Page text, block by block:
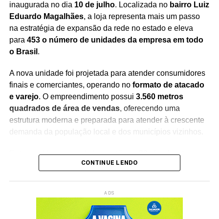
Redação Saiba+
inaugurada no dia 10 de julho. Localizada no bairro Luiz
Eduardo Magalhães, a loja representa mais um passo
na estratégia de expansão da rede no estado e eleva
para 453 o número de unidades da empresa em todo
o Brasil .
A nova unidade foi projetada para atender consumidores
finais e comerciantes, operando no formato de atacado
e varejo. O empreendimento possui 3.560 metros
quadrados de área de vendas, oferecendo uma
estrutura moderna e preparada para atender à crescente
demanda da população local e dos municípios vizinhos.
Entre os diferenciais da loja estão os20 checkouts
garantem maior agilidade no atendimento, além de um
Com a inauguração, a empresa chega à15ª unidade na
CONTINUE LENDO
ADS